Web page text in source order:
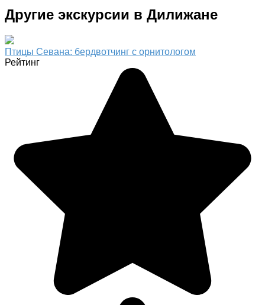
Другие экскурсии в Дилижане
Птицы Севана: бердвотчинг с орнитологом
Рейтинг